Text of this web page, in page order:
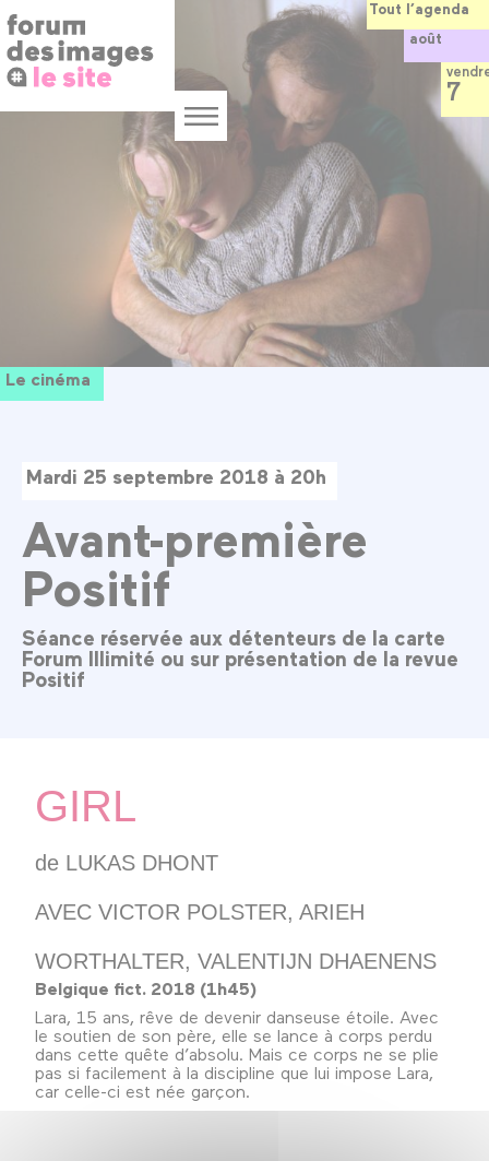
au
contenu
principal
Menu
Le cinéma
Mardi 25 septembre 2018 à 20h
Avant-première
Positif
Séance réservée aux détenteurs de la carte
Forum Illimité ou sur présentation de la revue
Positif
GIRL
de LUKAS DHONT
AVEC VICTOR POLSTER, ARIEH
WORTHALTER, VALENTIJN DHAENENS
Belgique fict. 2018 (1h45)
Lara, 15 ans, rêve de devenir danseuse étoile. Avec
le soutien de son père, elle se lance à corps perdu
dans cette quête d’absolu. Mais ce corps ne se plie
pas si facilement à la discipline que lui impose Lara,
car celle-ci est née garçon.
Tout l’agenda
août
7